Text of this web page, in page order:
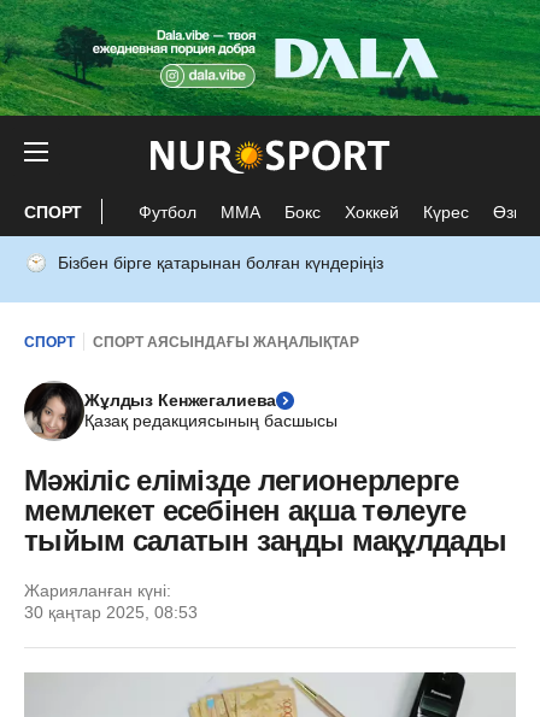
СПОРТ Футбол ММА Бокс Хоккей Күрес Өзге
Бізбен бірге қатарынан болған күндеріңіз
СПОРТ СПОРТ АЯСЫНДАҒЫ ЖАҢАЛЫҚТАР
Жұлдыз Кенжегалиева
Қазақ редакциясының басшысы
Мәжіліс елімізде легионерлерге
мемлекет есебінен ақша төлеуге
тыйым салатын заңды мақұлдады
Жарияланған күні:
30 қаңтар 2025, 08:53